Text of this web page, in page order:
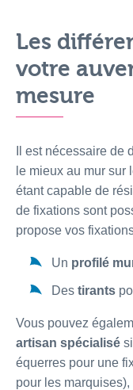
Les
votre
mesure
Il est nécessaire de
le mieux au mur sur
étant capable de
de fixations sont
propose vos
Un profilé
Des tirants
Vous pouvez
artisan spécialisé
équerres pour une
pour les